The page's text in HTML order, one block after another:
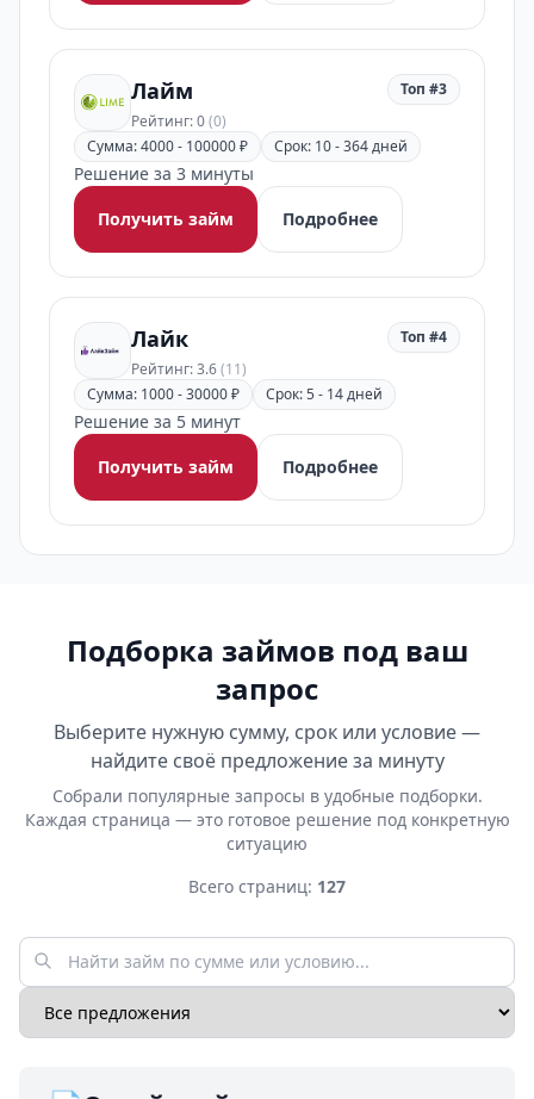
Лайм
Рейтинг: 0(0)
Топ #3
Сумма: 4000 - 100000 ₽ Срок: 10 - 364 дней
Решение за 3 минуты
Получить займ
Подробнее
Лайк
Рейтинг: 3.6(11)
Топ #4
Сумма: 1000 - 30000 ₽ Срок: 5 - 14 дней
Решение за 5 минут
Получить займ
Подробнее
Подборка займов под ваш
запрос
Выберите нужную сумму, срок или условие —
найдите своё предложение за минуту
Собрали популярные запросы в удобные подборки.
Каждая страница — это готовое решение под конкретную
ситуацию
Всего страниц: 127